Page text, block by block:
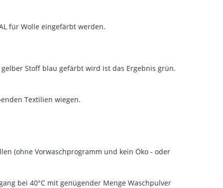
für Wolle eingefärbt werden.
Stoff blau gefärbt wird ist das Ergebnis grün.
Textilien wiegen.
(ohne Vorwaschprogramm und kein Öko - oder
bei 40°C mit genügender Menge Waschpulver